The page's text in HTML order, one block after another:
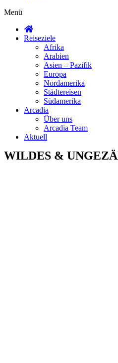
Menü
Reiseziele
Afrika
Arabien
Asien – Pazifik
Europa
Nordamerika
Städtereisen
Südamerika
Arcadia
Über uns
Arcadia Team
Aktuell
WILDES &